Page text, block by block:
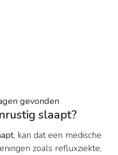
gevonden
slaapt?
, kan dat een medische
zoals refluxziekte,